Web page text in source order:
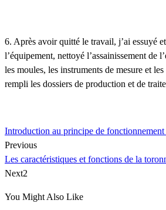
6. Après avoir quitté le travail, j’ai essuyé
l’équipement, nettoyé l’assainissement de
les moules, les instruments de mesure et
rempli les dossiers de production et de
Introduction au principe de fonctionnement
Previous
Les caractéristiques et fonctions de la
Next2
You Might Also Like